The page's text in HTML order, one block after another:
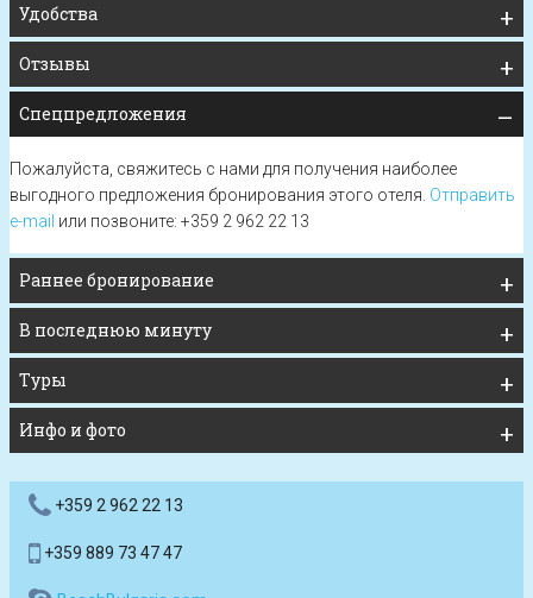
Удобства
Отзывы
Спецпредложения
Пожалуйста, свяжитесь с нами для получения наиболее
выгодного предложения бронирования этого отеля. Отправить
e-mail или позвоните: +359 2 962 22 13
Раннее бронирование
В последнюю минуту
Туры
Инфо и фото
+359 2 962 22 13
+359 889 73 47 47